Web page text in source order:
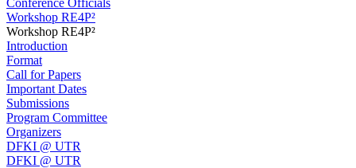
Conference Officials
Workshop RE4P²
Workshop RE4P²
Introduction
Format
Call for Papers
Important Dates
Submissions
Program Committee
Organizers
DFKI @ UTR
DFKI @ UTR